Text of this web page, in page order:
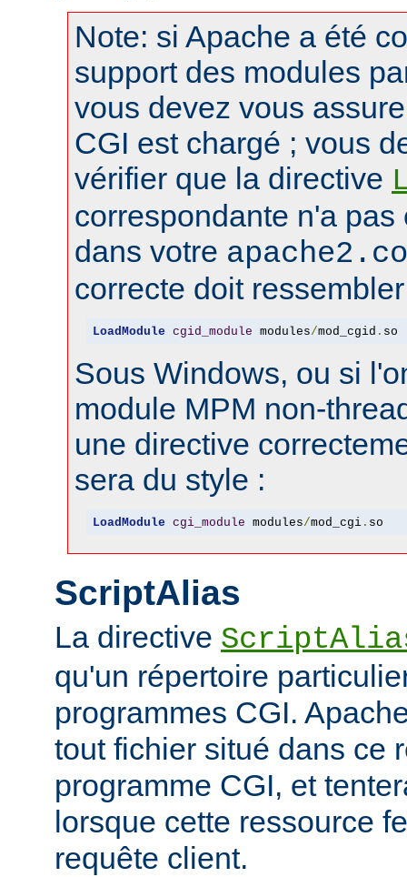
Note: si Apache a été
support des modules
vous devez vous
CGI est chargé ; vous
vérifier que la directive
correspondante n'a pas
dans votre
correcte doit
LoadModule cgid_module modules/mod_cgid . so
Sous Windows, ou si
module MPM non-
une directive
sera du style :
LoadModule cgi_module modules/mod_cgi. so
ScriptAlias
La directive
qu'un répertoire
programmes CGI.
tout fichier situé dans ce
programme CGI, et
lorsque cette ressource
requête client.